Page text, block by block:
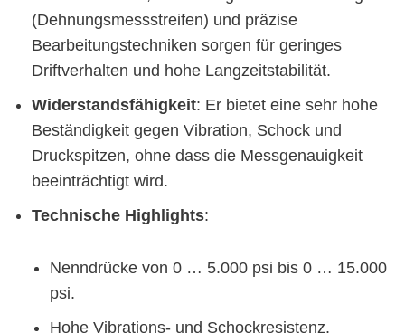
(Dehnungsmessstreifen) und präzise
Bearbeitungstechniken sorgen für geringes
Driftverhalten und hohe Langzeitstabilität.
Widerstandsfähigkeit: Er bietet eine sehr hohe
Beständigkeit gegen Vibration, Schock und
Druckspitzen, ohne dass die Messgenauigkeit
beeinträchtigt wird.
Technische Highlights:
Nenndrücke von 0 … 5.000 psi bis 0 … 15.000
psi.
Hohe Vibrations- und Schockresistenz.